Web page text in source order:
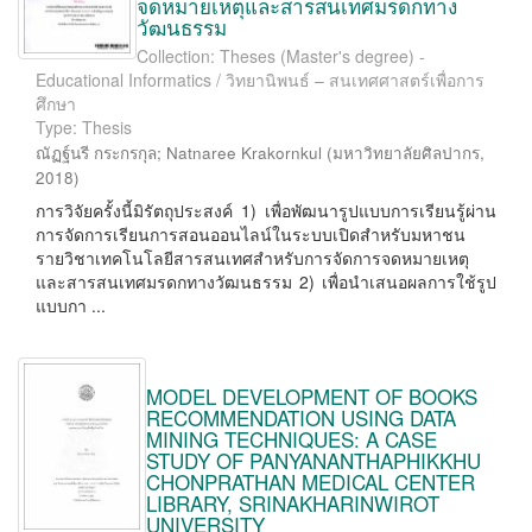
วัฒนธรรม
Collection: Theses (Master's degree) -
Educational Informatics / วิทยานิพนธ์ – สนเทศศาสตร์เพื่อการ
ศึกษา
Type: Thesis
ณัฏฐ์นรี กระกรกุล; Natnaree Krakornkul (มหาวิทยาลัยศิลปากร,
2018)
การวิจัยครั้งนี้มิรัตถุประสงค์ 1) เพื่อพัฒนารูปแบบการเรียนรู้ผ่าน
การจัดการเรียนการสอนออนไลน์ในระบบเปิดสำหรับมหาชน
รายวิชาเทคโนโลยีสารสนเทศสำหรับการจัดการจดหมายเหตุ
และสารสนเทศมรดกทางวัฒนธรรม 2) เพื่อนำเสนอผลการใช้รูป
แบบกา ...
MODEL DEVELOPMENT OF BOOKS
RECOMMENDATION USING DATA
MINING TECHNIQUES: A CASE
STUDY OF PANYANANTHAPHIKKHU
CHONPRATHAN MEDICAL CENTER
LIBRARY, SRINAKHARINWIROT
UNIVERSITY